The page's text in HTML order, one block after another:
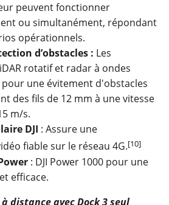
peuvent fonctionner
ou simultanément, répondant
opérationnels.
d’obstacles : Les
rotatif et radar à ondes
une évitement d'obstacles
des fils de 12 mm à une vitesse
m/s.
DJI : Assure une
fiable sur le réseau 4G.[10]
: DJI Power 1000 pour une
efficace.
distance avec Dock 3 seul